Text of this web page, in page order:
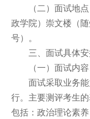
（二）面试地
政学院）崇文楼（
号）。
三、面试具体
（一）面试内
面试采取业务
行。主要测评考生
包括：政治理论素